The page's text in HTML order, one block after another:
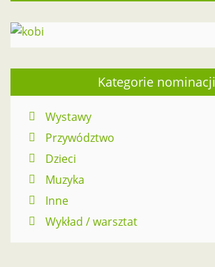
Kategorie nominacji
Wystawy
Przywództwo
Dzieci
Muzyka
Inne
Wykład / warsztat